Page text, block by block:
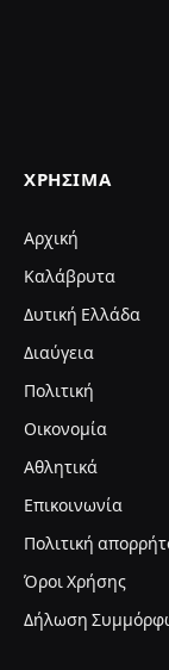
ΧΡΉΣΙΜΑ
Αρχική
Καλάβρυτα
Δυτική Ελλάδα
Διαύγεια
Πολιτική
Οικονομία
Αθλητικά
Επικοινωνία
Πολιτική
Όροι Χρήσης
Δήλωση